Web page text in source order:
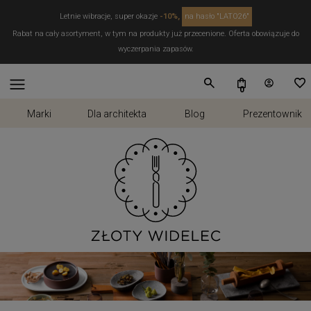
Letnie wibracje, super okazje -10%,
na hasło "LATO26"
Rabat na cały asortyment, w tym na produkty już przecenione. Oferta obowiązuje do
wyczerpania zapasów.
Marki Dla architekta Blog Prezentownik